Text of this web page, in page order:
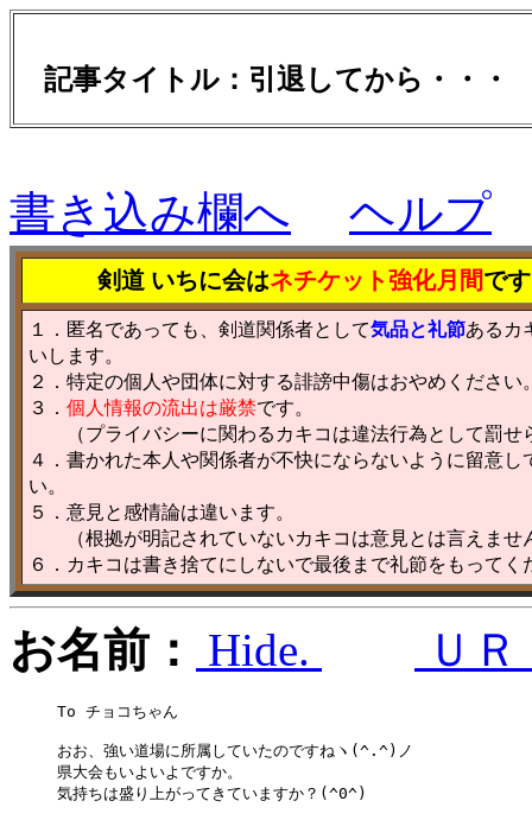
記事タイトル：引退してから・・
書き込み欄へ ヘルプ
剣道 いちに会はネチケット強化月間で
１．匿名であっても、剣道関係者として気品と礼節あるカ
いします。
２．特定の個人や団体に対する誹謗中傷はおやめください
３． 個人情報の流出は厳禁です。
（プライバシーに関わるカキコは違法行為として罰せ
４．書かれた本人や関係者が不快にならないように留意し
い。
５．意見と感情論は違います。
（根拠が明記されていないカキコは意見とは言えませ
６．カキコは書き捨てにしないで最後まで礼節をもってく
お名前： Hide. Ｕ
To チョコちゃん
おお、強い道場に所属していたのですねヽ(^.^)ノ
県大会もいよいよですか。